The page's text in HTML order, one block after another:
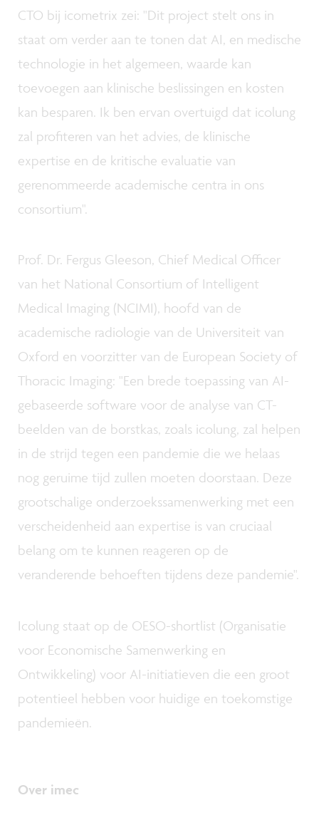
CTO bij icometrix zei: "Dit project stelt ons in
staat om verder aan te tonen dat AI, en medische
technologie in het algemeen, waarde kan
toevoegen aan klinische beslissingen en kosten
kan besparen. Ik ben ervan overtuigd dat icolung
zal profiteren van het advies, de klinische
expertise en de kritische evaluatie van
gerenommeerde academische centra in ons
consortium".
Prof. Dr. Fergus Gleeson, Chief Medical Officer
van het National Consortium of Intelligent
Medical Imaging (NCIMI), hoofd van de
academische radiologie van de Universiteit van
Oxford en voorzitter van de European Society of
Thoracic Imaging: "Een brede toepassing van AI-
gebaseerde software voor de analyse van CT-
beelden van de borstkas, zoals icolung, zal helpen
in de strijd tegen een pandemie die we helaas
nog geruime tijd zullen moeten doorstaan. Deze
grootschalige onderzoekssamenwerking met een
verscheidenheid aan expertise is van cruciaal
belang om te kunnen reageren op de
veranderende behoeften tijdens deze pandemie".
Icolung staat op de OESO-shortlist (Organisatie
voor Economische Samenwerking en
Ontwikkeling) voor AI-initiatieven die een groot
potentieel hebben voor huidige en toekomstige
pandemieën.
Over imec